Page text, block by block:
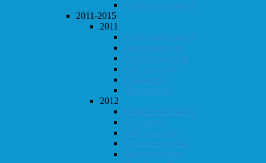
Klubbmesterskapet
2011-2015
2011
Klubbmesterskapet
Høstturneringen
KM i hurtigsjakk
KM i lynsjakk
Vår-konrad
Høst-konrad
2012
Klubbmesterskapet
Vår-konrad
KM i lynsjakk
KM i hurtigsjakk
Høstturneringen